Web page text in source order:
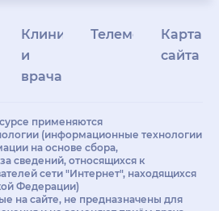
Клиникам
и
врачам
Телемедицина
Карта
сайта
применяются
(информационные технологии
на основе сбора,
сведений, относящихся к
сети "Интернет", находящихся
Федерации)
на сайте, не предназначены для